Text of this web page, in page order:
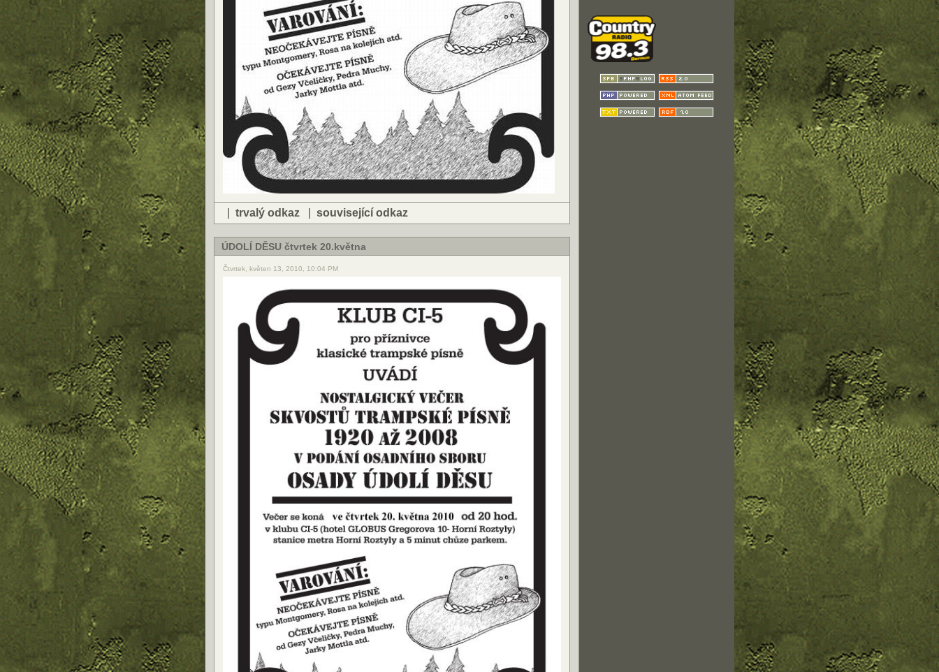
trvalý odkaz související odkaz
ÚDOLÍ DĚSU čtvrtek 20.května
Čtvrtek, květen 13, 2010, 10:04 PM